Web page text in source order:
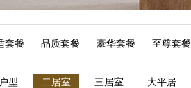
套餐 品质套餐 豪华套餐 至尊套餐
型 二居室 三居室 大平居